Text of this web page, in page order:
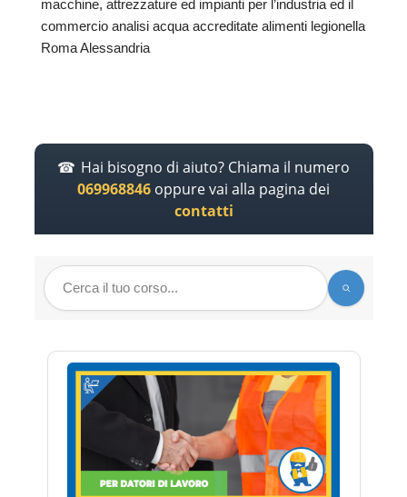
macchine, attrezzature ed impianti per l’industria ed il
commercio analisi acqua accreditate alimenti legionella
Roma Alessandria
Hai bisogno di aiuto? Chiama il numero
069968846 oppure vai alla pagina dei
contatti